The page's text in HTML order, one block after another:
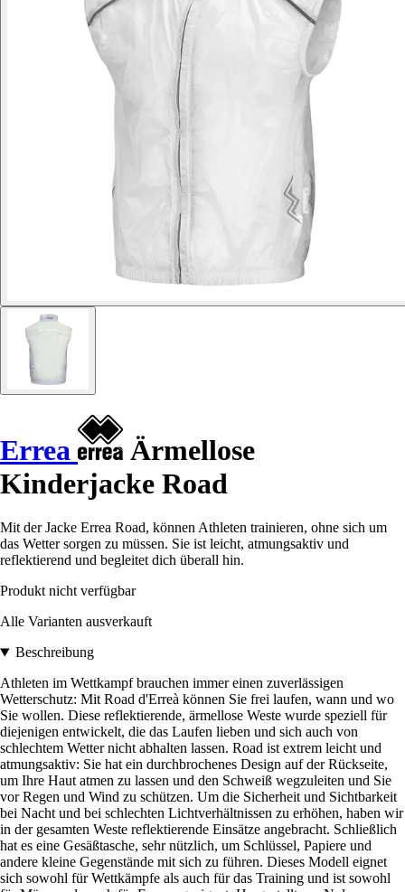
Errea
Ärmellose
Kinderjacke Road
Mit der Jacke Errea Road, können Athleten trainieren, ohne sich um
das Wetter sorgen zu müssen. Sie ist leicht, atmungsaktiv und
reflektierend und begleitet dich überall hin.
Produkt nicht verfügbar
Alle Varianten ausverkauft
Beschreibung
Athleten im Wettkampf brauchen immer einen zuverlässigen
Wetterschutz: Mit Road d'Erreà können Sie frei laufen, wann und wo
Sie wollen. Diese reflektierende, ärmellose Weste wurde speziell für
diejenigen entwickelt, die das Laufen lieben und sich auch von
schlechtem Wetter nicht abhalten lassen. Road ist extrem leicht und
atmungsaktiv: Sie hat ein durchbrochenes Design auf der Rückseite,
um Ihre Haut atmen zu lassen und den Schweiß wegzuleiten und Sie
vor Regen und Wind zu schützen. Um die Sicherheit und Sichtbarkeit
bei Nacht und bei schlechten Lichtverhältnissen zu erhöhen, haben wir
in der gesamten Weste reflektierende Einsätze angebracht. Schließlich
hat es eine Gesäßtasche, sehr nützlich, um Schlüssel, Papiere und
andere kleine Gegenstände mit sich zu führen. Dieses Modell eignet
sich sowohl für Wettkämpfe als auch für das Training und ist sowohl